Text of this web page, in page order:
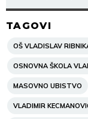
TAGOVI
OŠ VLADISLAV
OSNOVNA ŠKOLA
MASOVNO UBISTVO
VLADIMIR